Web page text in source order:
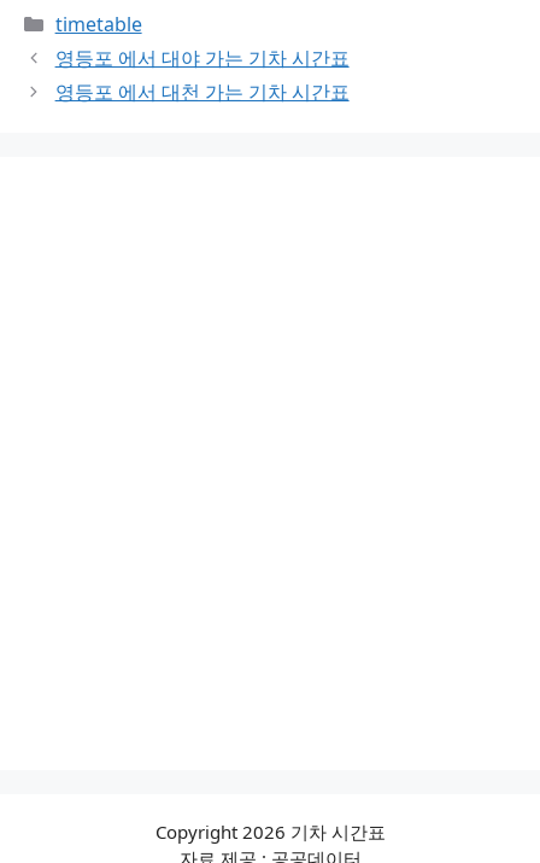
Categories
timetable
영등포 에서 대야 가는 기차 시간표
영등포 에서 대천 가는 기차 시간표
Copyright 2026 기차 시간표
자료 제공 : 공공데이터